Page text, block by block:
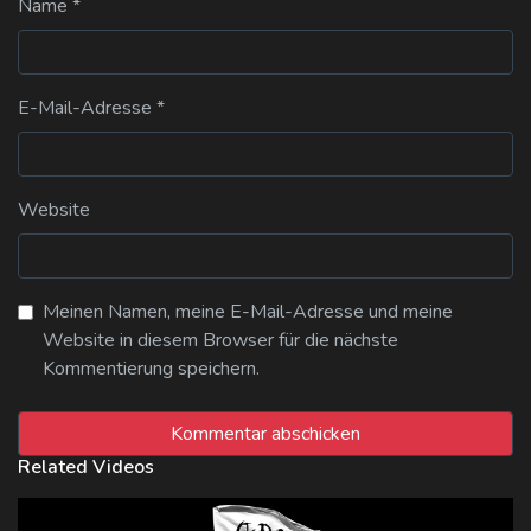
Name *
E-Mail-Adresse *
Website
Meinen Namen, meine E-Mail-Adresse und meine
Website in diesem Browser für die nächste
Kommentierung speichern.
Related Videos